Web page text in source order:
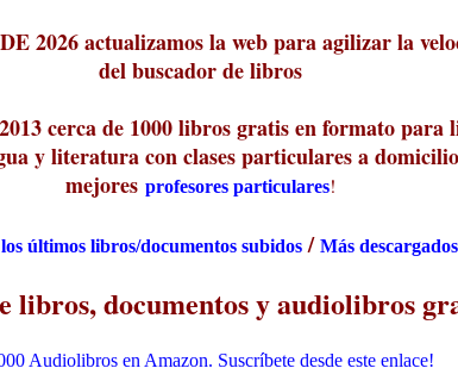
2026 actualizamos la web para agilizar la
del buscador de libros
cerca de 1000 libros gratis en formato
y literatura con clases particulares a
mejores profesores particulares!
últimos libros/documentos subidos / Más descargados
libros, documentos y audiolibros
Audiolibros en Amazon. Suscríbete desde este enlace!